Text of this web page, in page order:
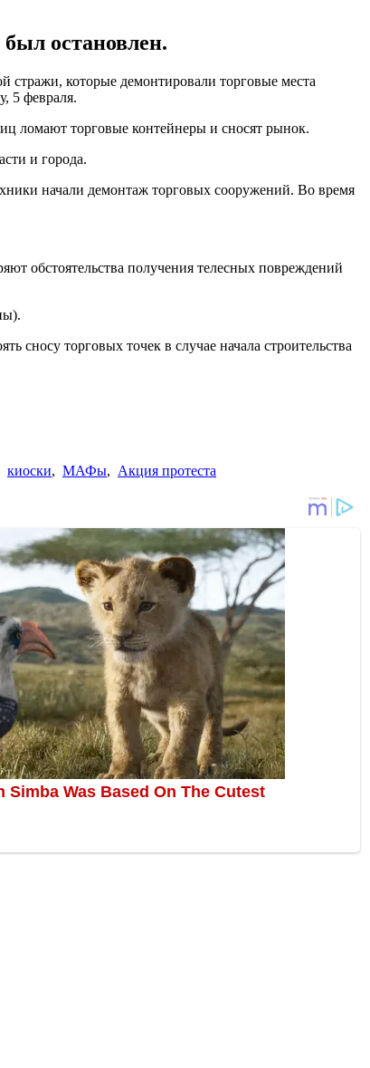
остановлен.
которые демонтировали торговые места
5 февраля.
ломают торговые контейнеры и сносят рынок.
и города.
начали демонтаж торговых сооружений. Во время
обстоятельства получения телесных повреждений
сносу торговых точек в случае начала строительства
киоски, МАФы, Акция протеста